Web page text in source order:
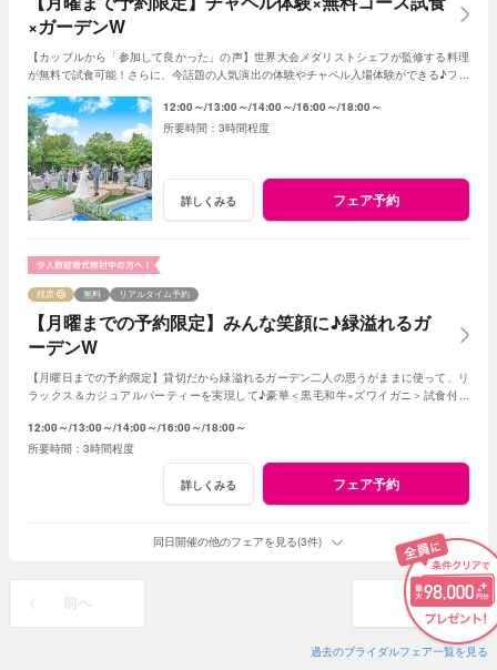
×ガーデンW
【カップルから「参加して良かった」の声】世界大会メダリストシェフが監修する料理
が無料で試食可能！さらに、今話題の人気演出の体験やチャペル入場体験ができる♪フェ
12:00～ 13:00～ 14:00～ 16:00～ 18:00～
3時間程度
詳しくみる フェア予約
【月曜までの予約限定】みんな笑顔に♪緑溢れるガ
ーデンW
残席 無料 リアルタイム予約
【月曜日までの予約限定】貸切だから緑溢れるガーデン二人の思うがままに使って、リ
ラックス＆カジュアルパーティーを実現して♪豪華＜黒毛和牛×ズワイガニ＞試食付き
12:00～ 13:00～ 14:00～ 16:00～ 18:00～
3時間程度
詳しくみる フェア予約
同日開催の他のフェアを見る(3件)
前へ 次へ
過去のブライダルフェア一覧を見る